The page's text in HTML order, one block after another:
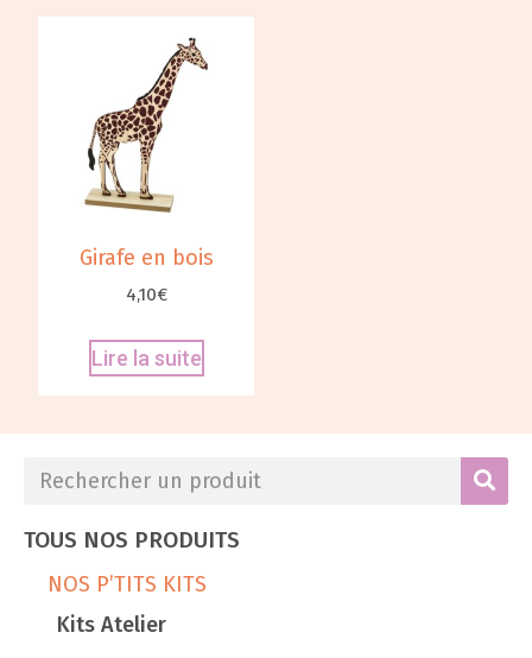
TOUS NOS PRODUITS
NOS P’TITS KITS
Kits Atelier
Girafe en bois
4,10€
Lire la suite